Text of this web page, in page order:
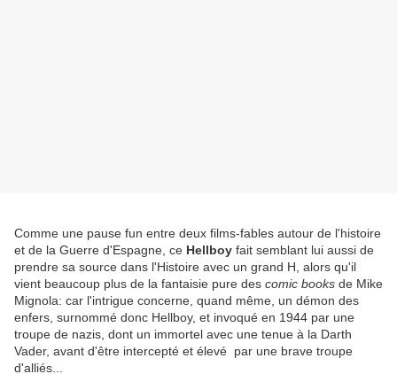
Comme une pause fun entre deux films-fables autour de l'histoire
et de la Guerre d'Espagne, ce Hellboy fait semblant lui aussi de
prendre sa source dans l'Histoire avec un grand H, alors qu'il
vient beaucoup plus de la fantaisie pure des comic books de Mike
Mignola: car l'intrigue concerne, quand même, un démon des
enfers, surnommé donc Hellboy, et invoqué en 1944 par une
troupe de nazis, dont un immortel avec une tenue à la Darth
Vader, avant d'être intercepté et élevé par une brave troupe
d'alliés...